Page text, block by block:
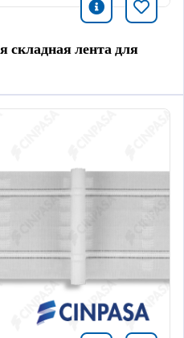
icono
складная лента для